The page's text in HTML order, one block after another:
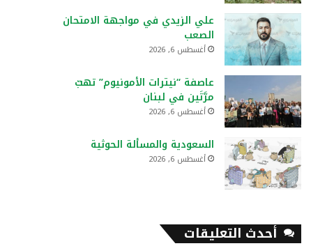
علي الزيدي في مواجهة الامتحان
الصعب
أغسطس 6, 2026
عاصفة “نيترات الأمونيوم” تهبّ
مرَّتَين في لبنان
أغسطس 6, 2026
السعودية والمسألة الحوثية
أغسطس 6, 2026
أحدث التعليقات